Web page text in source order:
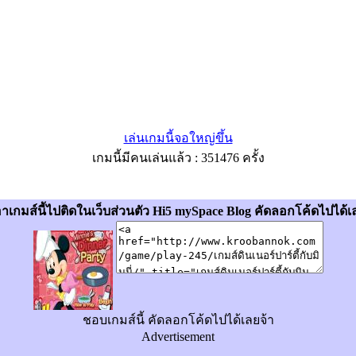
เล่นเกมนี้จอใหญ่ขึ้น
เกมนี้มีคนเล่นแล้ว : 351476 ครั้ง
าเกมส์นี้ไปติดในเว็บส่วนตัว Hi5 mySpace Blog คัดลอกโค้ดไปได้เ
ชอบเกมส์นี้ คัดลอกโค้ดไปได้เลยจ้า
Advertisement